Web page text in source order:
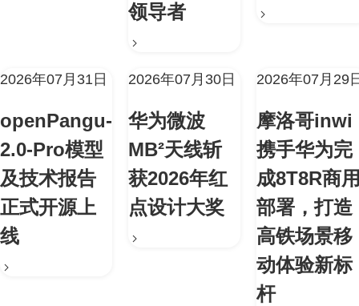
领导者
2026年07月31日
openPangu-
2.0-Pro模型
及技术报告
正式开源上
线
2026年07月30日
华为微波
MB²天线斩
获2026年红
点设计大奖
2026年07月29
摩洛哥inwi
携手华为完
成8T8R商
部署，打造
高铁场景移
动体验新标
杆